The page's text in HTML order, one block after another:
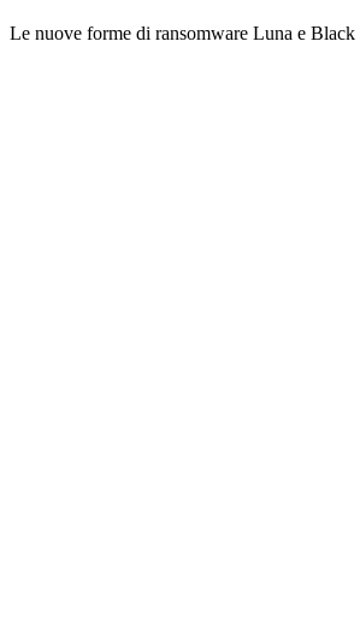
Le nuove forme di ransomware Luna e